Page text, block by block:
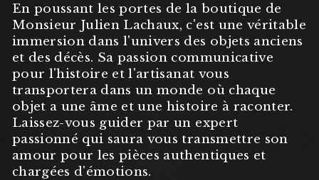
En poussant les portes de la boutique de
Monsieur Julien Lachaux, c'est une véritable
immersion dans l'univers des objets anciens
et des décès. Sa passion communicative
pour l'histoire et l'artisanat vous
transportera dans un monde où chaque
objet a une âme et une histoire à raconter.
Laissez-vous guider par un expert
passionné qui saura vous transmettre son
amour pour les pièces authentiques et
chargées d'émotions.